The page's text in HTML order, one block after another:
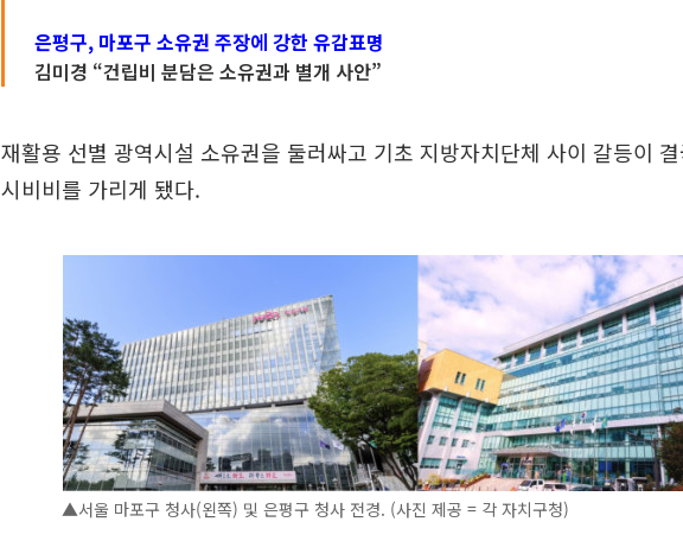
은평구, 마포구 소유권 주장에 강한 유감표명
김미경 “건립비 분담은 소유권과 별개 사안”
재활용 선별 광역시설 소유권을 둘러싸고 기초 지방자치단체 사이 갈등이
시비비를 가리게 됐다.
▲서울 마포구 청사(왼쪽) 및 은평구 청사 전경. (사진 제공 = 각 자치구청)